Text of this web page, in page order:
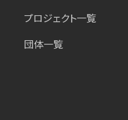
プロジェクト一覧
団体一覧